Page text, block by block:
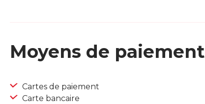
Moyens de paiement
Cartes de paiement
Carte bancaire